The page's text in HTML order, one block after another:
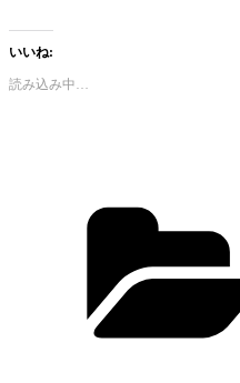
いいね:
読み込み中…